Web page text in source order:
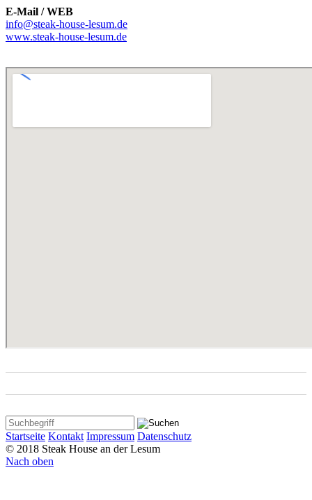
E-Mail / WEB
info@steak-house-lesum.de
www.steak-house-lesum.de
Startseite Kontakt Impressum Datenschutz
© 2018 Steak House an der Lesum
Nach oben